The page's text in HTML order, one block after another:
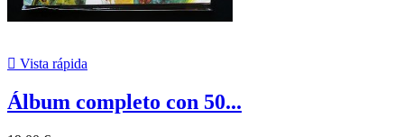
 Vista rápida
Álbum completo con 50...